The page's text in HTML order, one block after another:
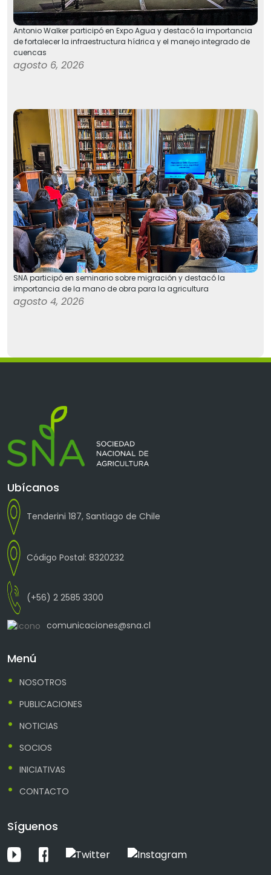
Antonio Walker participó en Expo Agua y destacó la importancia
de fortalecer la infraestructura hídrica y el manejo integrado de
cuencas
agosto 6, 2026
SNA participó en seminario sobre migración y destacó la
importancia de la mano de obra para la agricultura
agosto 4, 2026
Ubícanos
Tenderini 187, Santiago de Chile
Código Postal: 8320232
(+56) 2 2585 3300
comunicaciones@sna.cl
Menú
NOSOTROS
PUBLICACIONES
NOTICIAS
SOCIOS
INICIATIVAS
CONTACTO
Síguenos